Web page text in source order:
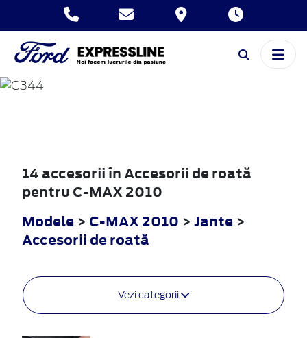
C-MAX
14 accesorii în Accesorii de roată
pentru C-MAX 2010
Modele > C-MAX 2010 > Jante >
Accesorii de roată
Vezi categorii